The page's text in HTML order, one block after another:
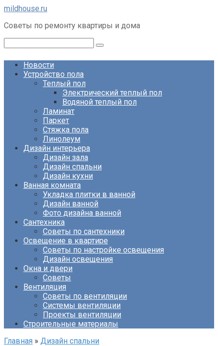
Перейти
контенту
mildhouse.ru
Советы по ремонту квартиры и дома
Новости
Устройство пола
Теплый пол
Электрический теплый пол
Водяной теплый пол
Ламинат
Паркет
Стяжка пола
Линолеум
Дизайн интерьера
Дизайн зала
Дизайн спальни
Дизайн кухни
Ванная комната
Укладка плитки в ванной
Дизайн ванной
Фото дизайна ванной
Сантехника
Советы по сантехники
Освещение в квартире
Советы по настройке освещения
Дизайн освещения
Окна и двери
Советы
Вентиляция
Советы по вентиляции
Системы вентиляции
Проекты вентиляции
Строительные материалы
Главная » Дизайн спальни